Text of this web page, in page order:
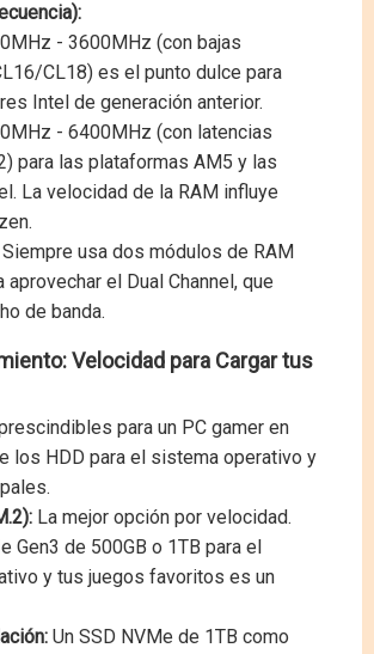
- 3600MHz (con bajas
CL18) es el punto dulce para
Intel de generación anterior.
- 6400MHz (con latencias
para las plataformas AM5 y las
La velocidad de la RAM influye
Siempre usa dos módulos de RAM
el Dual Channel, que
de banda.
Velocidad para Cargar tus
para un PC gamer en
los HDD para el sistema operativo y
La mejor opción por velocidad.
Gen3 de 500GB o 1TB para el
y tus juegos favoritos es un
Un SSD NVMe de 1TB como